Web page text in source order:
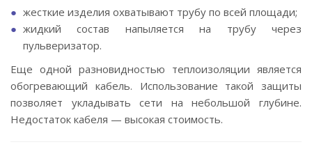
жесткие изделия охватывают трубу по всей площади;
жидкий состав напыляется на трубу через
пульверизатор.
Еще одной разновидностью теплоизоляции является
обогревающий кабель. Использование такой защиты
позволяет укладывать сети на небольшой глубине.
Недостаток кабеля — высокая стоимость.